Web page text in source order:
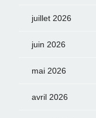
juillet 2026
juin 2026
mai 2026
avril 2026